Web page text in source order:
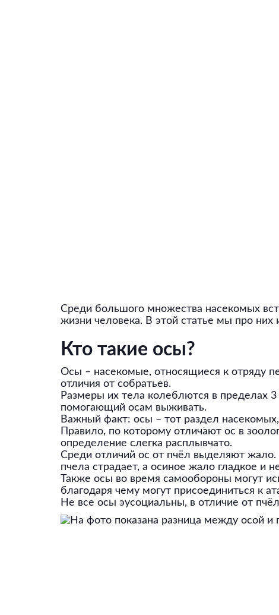
Среди большого множества насекомых
жизни человека. В этой статье мы про них
Кто такие осы?
Осы – насекомые, относящиеся к отряду
отличия от собратьев.
Размеры их тела колеблются в пределах
помогающий осам выживать.
Важный факт: осы – тот раздел
Правило, по которому отличают ос в
определение слегка расплывчато.
Среди отличий ос от пчёл выделяют жало.
пчела страдает, а осиное жало гладкое и
Также осы во время самообороны могут
благодаря чему могут присоединиться к
Не все осы эусоциальны, в отличие от